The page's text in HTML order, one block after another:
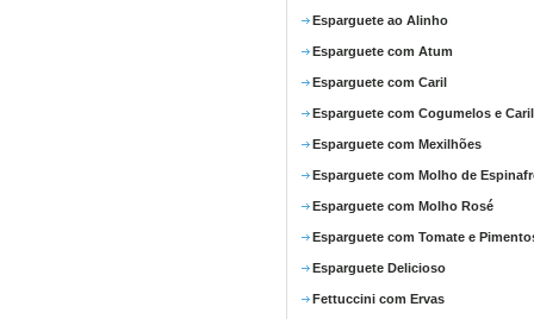
Esparguete ao Alinho
Esparguete com Atum
Esparguete com Caril
Esparguete com Cogumelos e Caril
Esparguete com Mexilhões
Esparguete com Molho de
Esparguete com Molho Rosé
Esparguete com Tomate e
Esparguete Delicioso
Fettuccini com Ervas